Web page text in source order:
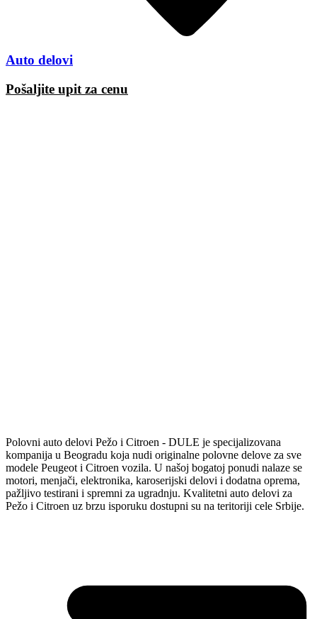
Auto delovi
Pošaljite upit za cenu
Polovni auto delovi Pežo i Citroen - DULE je specijalizovana
kompanija u Beogradu koja nudi originalne polovne delove za sve
modele Peugeot i Citroen vozila. U našoj bogatoj ponudi nalaze se
motori, menjači, elektronika, karoserijski delovi i dodatna oprema,
pažljivo testirani i spremni za ugradnju. Kvalitetni auto delovi za
Pežo i Citroen uz brzu isporuku dostupni su na teritoriji cele Srbije.